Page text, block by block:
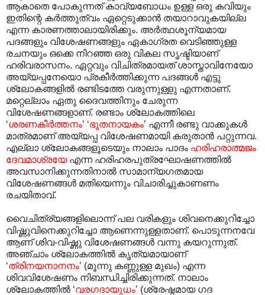
ആകാതെ പോകുന്നത് കാവ്യബോധം ഉള്ള ഒരു കവിയും
ഇതിന്റെ കർത്തുത്വം ഏറ്റെടുക്കാൻ തയാറാവുകയില്ല
എന്ന കാരണത്താലായിരിക്കും. അർത്ഥശൂന്യമായ
പദങ്ങളും വിശേഷണങ്ങളും ഏകാഗ്രത വെടിഞ്ഞുള്ള
രചനയും ഒക്കെ നിറഞ്ഞ ഒരു വികല സൃഷ്ടിയാണ്
ഹരിവരാസനം. ഏറ്റവും വിചിത്രമായത് ശാസ്താവിനേയോ
അയ്യപ്പനേയൊ പ്രകീർത്തിക്കുന്ന പദങ്ങൾ എട്ടു
ശ്ലോകങ്ങളിൽ രണ്ടിടത്തേ വരുന്നുള്ളു എന്നതാണ്.
മറ്റെല്ലാം ഏതു ദൈവത്തിനും ചേരുന്ന
വിശേഷണങ്ങളാണ്. രണ്ടാം ശ്ലോകത്തിലെ
‘ശരണകീർത്തനം’ ‘ഭൂതനായകം’ എന്നീ രണ്ടു വാക്കുകൾ
മാത്രമാണ് അയ്യപ്പ വിശേഷണമായി കരുതാൻ പറ്റുന്നവ.
എല്ലാ ശ്ലോകങ്ങളൂടെയും നാലാം പാദം ഹരിഹരാത്മജം
ദേവമാശ്രയേഎന്ന ഹരിഹരപുത്രഘോഷണത്തിൽ
അവസാനിക്കുന്നതിനാൽ സാമാന്യഗതമായ
വിശേഷണങ്ങൾ മതിയെന്നും വിചാരിച്ചുകാണണം
രചയിതാവ്.
വൈചിത്ര്യങ്ങളിലൊന്ന് പല വരികളും ശിവനെക്കുറിച്ചോ
വിഷ്ണുവിനെക്കുറിച്ചോ ആണെന്നുള്ളതാണ്. പൊടുന്നനവേ
ആണ് ശിവ-വിഷ്ണു വിശേഷണങ്ങൾ വന്നു കയറുന്നുത്.
അഞ്ചാം ശ്ലോകത്തിൽ കൃത്യമായാണ്
‘ത്രിനയനാനനം’ (മൂന്നു കണ്ണുള്ള മുഖം) എന്ന
ശിവവിശേഷണം നിബന്ധിച്ചിരിക്കുന്നത്. നാലാം
ശ്ലോകത്തിൽ ‘വരഗദായുധം’ (ശ്രേഷ്ഠമായ ഗദ